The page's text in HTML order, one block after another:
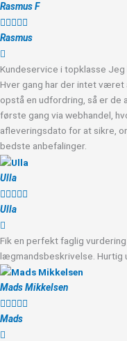
Rasmus F

Rasmus
Kundeservice i topklasse Jeg
Hver gang har der intet
opstå en udfordring, så er de
første gang via webhandel,
afleveringsdato for at sikre,
bedste anbefalinger.
Ulla

Ulla
Fik en perfekt faglig
lægmandsbeskrivelse. Hurtig
Mads Mikkelsen

Mads